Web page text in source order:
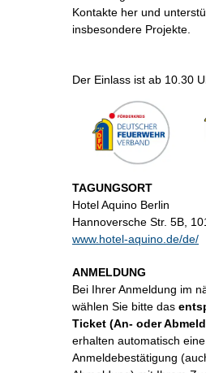
Kontakte her und
insbesondere Projekte.
Der Einlass ist ab 10.30
TAGUNGSORT
Hotel Aquino Berlin
Hannoversche Str. 5B,
www.hotel-aquino.de/de/
ANMELDUNG
Bei Ihrer Anmeldung im
wählen Sie bitte das
Ticket (An- oder
erhalten automatisch eine
Anmeldebestätigung